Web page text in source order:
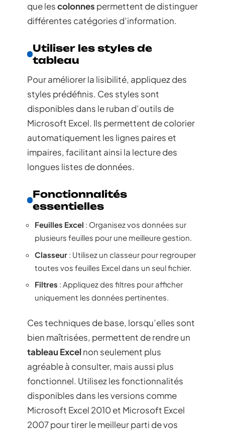
que lescolonnes permettent de distinguer
différentes catégories d’information.
Utiliser les styles de
tableau
Pour améliorer la lisibilité, appliquez des
styles prédéfinis. Ces styles sont
disponibles dans le ruban d’outils de
Microsoft Excel. Ils permettent de colorier
automatiquement les lignes paires et
impaires, facilitant ainsi la lecture des
longues listes de données.
Fonctionnalités
essentielles
Feuilles Excel : Organisez vos données sur
plusieurs feuilles pour une meilleure gestion.
Classeur : Utilisez un classeur pour regrouper
toutes vos feuilles Excel dans un seul fichier.
Filtres : Appliquez des filtres pour afficher
uniquement les données pertinentes.
Ces techniques de base, lorsqu’elles sont
bien maîtrisées, permettent de rendre un
tableau Excelnon seulement plus
agréable à consulter, mais aussi plus
fonctionnel. Utilisez les fonctionnalités
disponibles dans les versions comme
Microsoft Excel 2010 et Microsoft Excel
2007 pour tirer le meilleur parti de vos